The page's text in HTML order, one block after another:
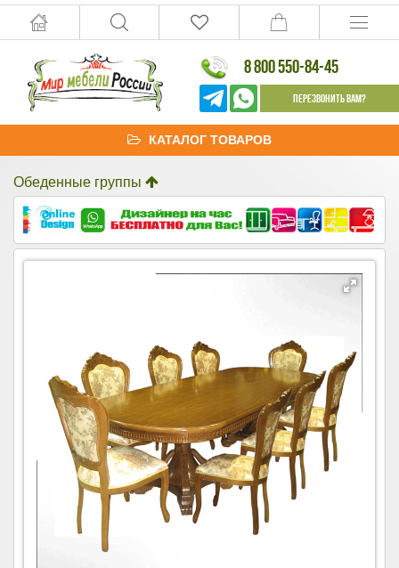
8 800 550-84-45
Перезвонить Вам?
КАТАЛОГ ТОВАРОВ
Обеденные группы